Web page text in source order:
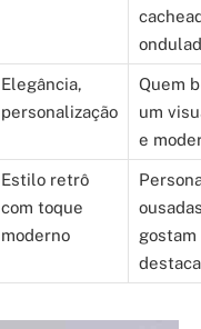
Elegância,
personalização
Quem
um
e
Estilo retrô
com toque
moderno
gostam